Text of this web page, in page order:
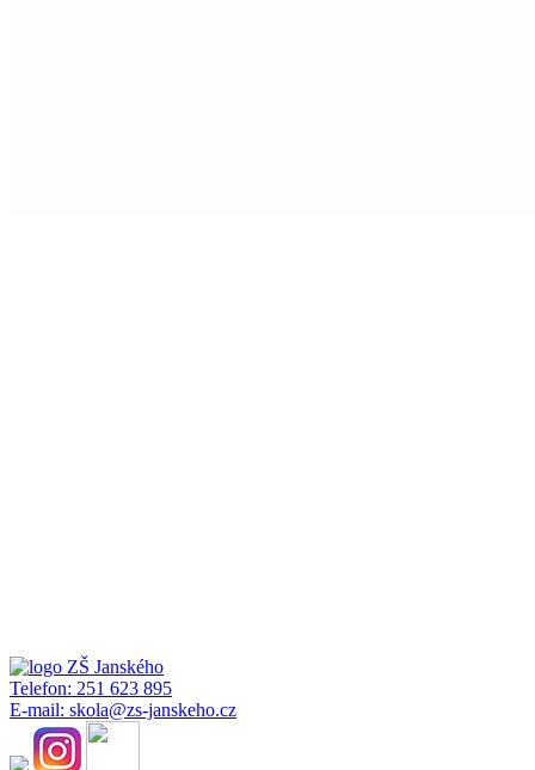
Telefon: 251 623 895
E-mail: skola@zs-janskeho.cz